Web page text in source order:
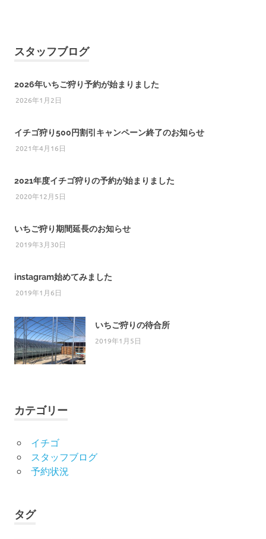
スタッフブログ
2026年いちご狩り予約が始まりました
2026年1月2日
イチゴ狩り500円割引キャンペーン終了のお知らせ
2021年4月16日
2021年度イチゴ狩りの予約が始まりました
2020年12月5日
いちご狩り期間延長のお知らせ
2019年3月30日
instagram始めてみました
2019年1月6日
いちご狩りの待合所
2019年1月5日
カテゴリー
イチゴ
スタッフブログ
予約状況
タグ